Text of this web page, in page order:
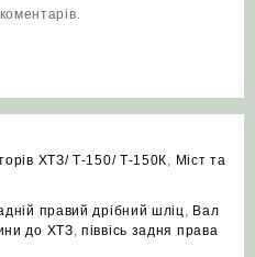
ХТЗ/ Т-150/ Т-150К, Міст та
правий дрібний шліц, Вал
до ХТЗ,піввісь задня права